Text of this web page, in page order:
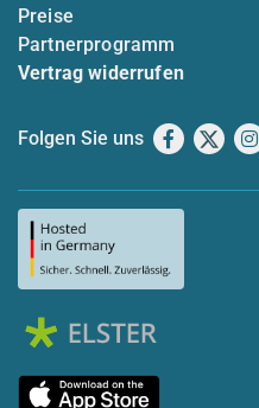
Preise
Partnerprogramm
Vertrag widerrufen
Folgen Sie uns Facebook
X